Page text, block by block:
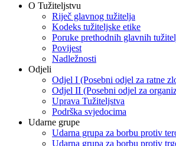
O Tužiteljstvu
Riječ glavnog tužitelja
Kodeks tužiteljske etike
Poruke prethodnih glavnih
Povijest
Nadležnosti
Odjeli
Odjel I (Posebni odjel za ratne
Odjel II (Posebni odjel za
Uprava Tužiteljstva
Podrška svjedocima
Udarne grupe
Udarna grupa za borbu protiv
Udarna grupa za borbu protiv